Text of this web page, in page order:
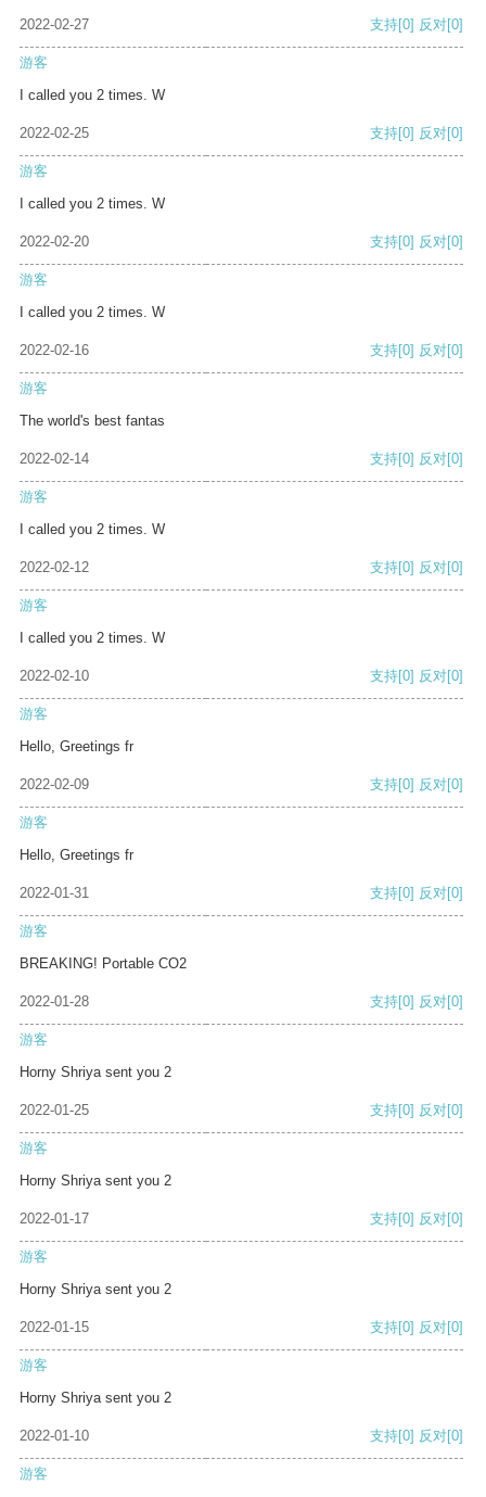
2022-02-27 支持[0] 反对[0]
游客
I called you 2 times. W
2022-02-25 支持[0] 反对[0]
游客
I called you 2 times. W
2022-02-20 支持[0] 反对[0]
游客
I called you 2 times. W
2022-02-16 支持[0] 反对[0]
游客
The world's best fantas
2022-02-14 支持[0] 反对[0]
游客
I called you 2 times. W
2022-02-12 支持[0] 反对[0]
游客
I called you 2 times. W
2022-02-10 支持[0] 反对[0]
游客
Hello, Greetings fr
2022-02-09 支持[0] 反对[0]
游客
Hello, Greetings fr
2022-01-31 支持[0] 反对[0]
游客
BREAKING! Portable CO2
2022-01-28 支持[0] 反对[0]
游客
Horny Shriya sent you 2
2022-01-25 支持[0] 反对[0]
游客
Horny Shriya sent you 2
2022-01-17 支持[0] 反对[0]
游客
Horny Shriya sent you 2
2022-01-15 支持[0] 反对[0]
游客
Horny Shriya sent you 2
2022-01-10 支持[0] 反对[0]
游客